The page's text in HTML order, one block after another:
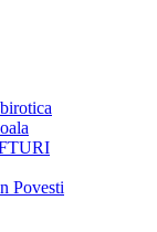
Povesti